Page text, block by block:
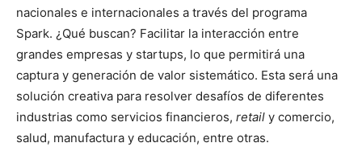
nacionales e internacionales a través del programa
Spark. ¿Qué buscan? Facilitar la interacción entre
grandes empresas y startups, lo que permitirá una
captura y generación de valor sistemático. Esta será una
solución creativa para resolver desafíos de diferentes
industrias como servicios financieros, retail y comercio,
salud, manufactura y educación, entre otras.